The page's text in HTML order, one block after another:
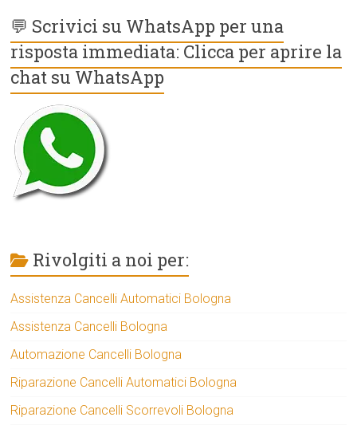
💬 Scrivici su WhatsApp per una
risposta immediata: Clicca per aprire la
chat su WhatsApp
Rivolgiti a noi per:
Assistenza Cancelli Automatici Bologna
Assistenza Cancelli Bologna
Automazione Cancelli Bologna
Riparazione Cancelli Automatici Bologna
Riparazione Cancelli Scorrevoli Bologna